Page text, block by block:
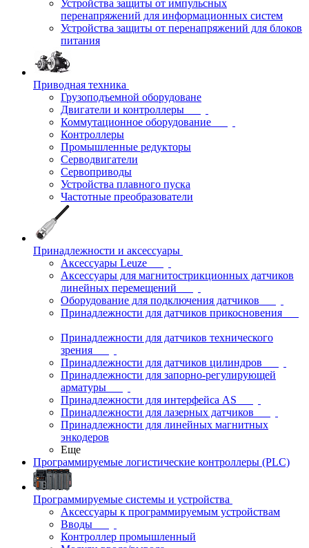
Устройства защиты от импульсных
перенапряжений для информационных систем
Устройства защиты от перенапряжений для блоков
питания
Приводная техника
Грузоподъемной оборудоване
Двигатели и контроллеры
Коммутационное оборудование
Контроллеры
Промышленные редукторы
Серводвигатели
Сервоприводы
Устройства плавного пуска
Частотные преобразователи
Принадлежности и аксессуары
Аксессуары Leuze
Аксессуары для магнитострикционных датчиков
линейных перемещений
Оборудование для подключения датчиков
Принадлежности для датчиков прикосновения
Принадлежности для датчиков технического
зрения
Принадлежности для датчиков цилиндров
Принадлежности для запорно-регулирующей
арматуры
Принадлежности для интерфейса AS
Принадлежности для лазерных датчиков
Принадлежности для линейных магнитных
энкодеров
Еще
Программируемые логистические контроллеры (PLC)
Программируемые системы и устройства
Аксессуары к программируемым устройствам
Вводы
Контроллер промышленный